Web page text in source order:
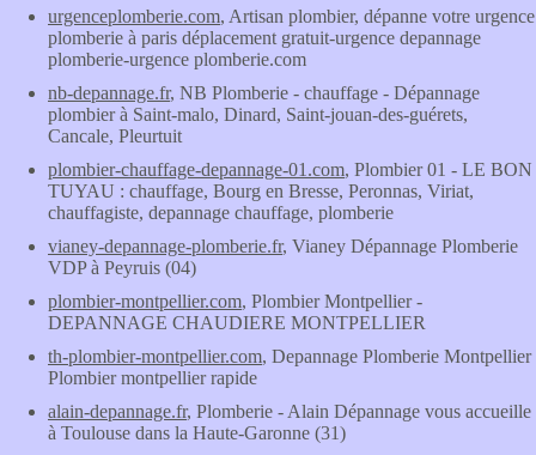
urgenceplomberie.com, Artisan plombier, dépanne votre urgence
plomberie à paris déplacement gratuit-urgence depannage
plomberie-urgence plomberie.com
nb-depannage.fr, NB Plomberie - chauffage - Dépannage
plombier à Saint-malo, Dinard, Saint-jouan-des-guérets,
Cancale, Pleurtuit
plombier-chauffage-depannage-01.com, Plombier 01 - LE BON
TUYAU : chauffage, Bourg en Bresse, Peronnas, Viriat,
chauffagiste, depannage chauffage, plomberie
vianey-depannage-plomberie.fr, Vianey Dépannage Plomberie
VDP à Peyruis (04)
plombier-montpellier.com, Plombier Montpellier -
DEPANNAGE CHAUDIERE MONTPELLIER
th-plombier-montpellier.com, Depannage Plomberie Montpellier
Plombier montpellier rapide
alain-depannage.fr, Plomberie - Alain Dépannage vous accueille
à Toulouse dans la Haute-Garonne (31)